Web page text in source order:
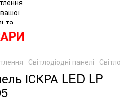
Світлодіодні панелі
ІСКРА LED LP